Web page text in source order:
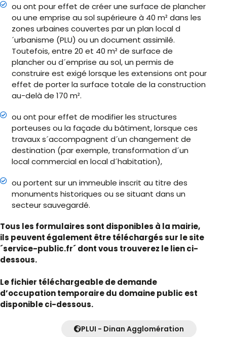
ou ont pour effet de créer une surface de plancher
ou une emprise au sol supérieure à 40 m² dans les
zones urbaines couvertes par un plan local d
´urbanisme (PLU) ou un document assimilé.
Toutefois, entre 20 et 40 m² de surface de
plancher ou d´emprise au sol, un permis de
construire est exigé lorsque les extensions ont pour
effet de porter la surface totale de la construction
au-delà de 170 m².
ou ont pour effet de modifier les structures
porteuses ou la façade du bâtiment, lorsque ces
travaux s´accompagnent d´un changement de
destination (par exemple, transformation d´un
local commercial en local d´habitation),
ou portent sur un immeuble inscrit au titre des
monuments historiques ou se situant dans un
secteur sauvegardé.
Tous les formulaires sont disponibles à la mairie,
ils peuvent également être téléchargés sur le site
´service-public.fr´ dont vous trouverez le lien ci-
dessous.
Le fichier téléchargeable de demande
d’occupation temporaire du domaine public est
disponible ci-dessous.
PLUI - Dinan Agglomération